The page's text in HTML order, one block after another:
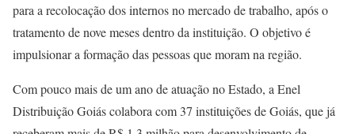
para a recolocação dos internos no mercado de trabalho, após o
tratamento de nove meses dentro da instituição. O objetivo é
impulsionar a formação das pessoas que moram na região.
Com pouco mais de um ano de atuação no Estado, a Enel
Distribuição Goiás colabora com 37 instituições de Goiás, que já